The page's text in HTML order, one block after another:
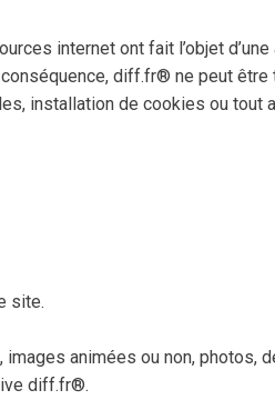
internet ont fait l’objet
diff.fr® ne peut
installation de cookies ou tout
site.
animées ou non, photos,
diff.fr®.